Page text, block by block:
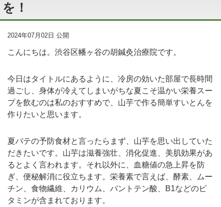
を！
2024年07月02日 公開
こんにちは。渋谷区幡ヶ谷の胡鍼灸治療院です。
今日はタイトルにあるように、冷房の効いた部屋で長時間
過ごし、身体が冷えてしまいがちな夏こそ温かい栄養スー
プを飲むのは私のおすすめで、山芋で作る簡単すいとんを
作りたいと思います。
夏バテの予防食材と言ったらまず、山芋を思い出していた
だきたいです。山芋は滋養強壮、消化促進、美肌効果があ
るとよく言われます。それ以外に、血糖値の急上昇を防
ぎ、便秘解消に役立ちます。栄養素で言えば、酵素、ムー
チン、食物繊維、カリウム、パントテン酸、B1などのビ
タミンが含まれております。